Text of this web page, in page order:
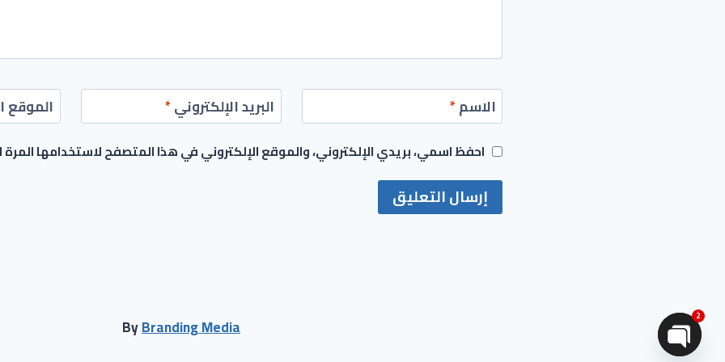
الاسم* البريد الإلكتروني* الموقع
احفظ اسمي، بريدي الإلكتروني، والموقع الإلكتروني في هذا المتصفح لاستخدامها
ByBranding Media 2